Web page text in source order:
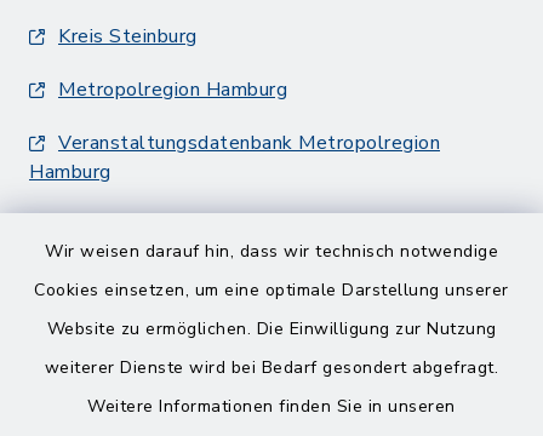
Wir weisen darauf hin, dass wir technisch notwendige
Cookies einsetzen, um eine optimale Darstellung unserer
Website zu ermöglichen. Die Einwilligung zur Nutzung
weiterer Dienste wird bei Bedarf gesondert abgefragt.
Weitere Informationen finden Sie in unseren
Kreis Steinburg
Metropolregion Hamburg
Veranstaltungsdatenbank Metropolregion
Hamburg
Barrierefreiheit